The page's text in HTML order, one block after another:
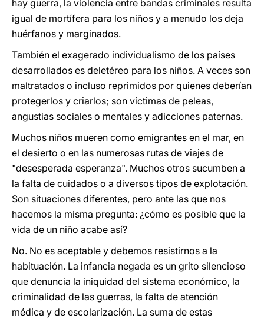
hay guerra, la violencia entre bandas criminales resulta
igual de mortífera para los niños y a menudo los deja
huérfanos y marginados.
También el exagerado individualismo de los países
desarrollados es deletéreo para los niños. A veces son
maltratados o incluso reprimidos por quienes deberían
protegerlos y criarlos; son víctimas de peleas,
angustias sociales o mentales y adicciones paternas.
Muchos niños mueren como emigrantes en el mar, en
el desierto o en las numerosas rutas de viajes de
"desesperada esperanza". Muchos otros sucumben a
la falta de cuidados o a diversos tipos de explotación.
Son situaciones diferentes, pero ante las que nos
hacemos la misma pregunta: ¿cómo es posible que la
vida de un niño acabe así?
No. No es aceptable y debemos resistirnos a la
habituación. La infancia negada es un grito silencioso
que denuncia la iniquidad del sistema económico, la
criminalidad de las guerras, la falta de atención
médica y de escolarización. La suma de estas